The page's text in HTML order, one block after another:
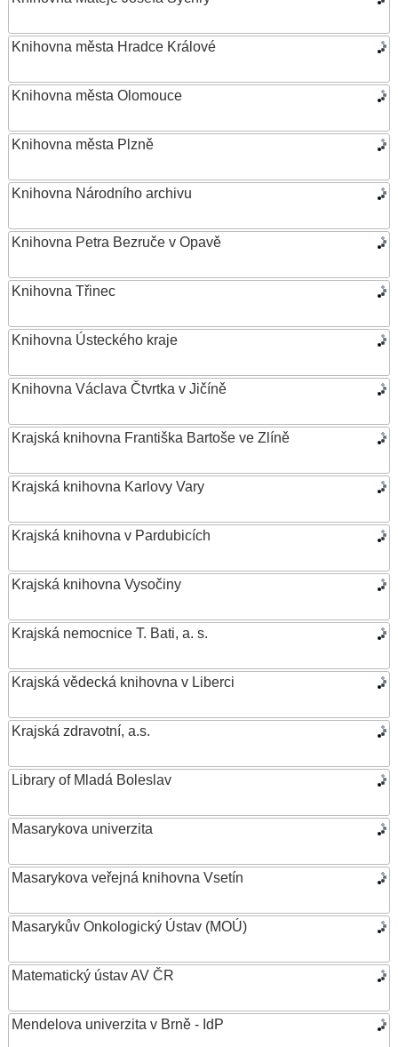
Knihovna města Hradce Králové
Knihovna města Olomouce
Knihovna města Plzně
Knihovna Národního archivu
Knihovna Petra Bezruče v Opavě
Knihovna Třinec
Knihovna Ústeckého kraje
Knihovna Václava Čtvrtka v Jičíně
Krajská knihovna Františka Bartoše ve Zlíně
Krajská knihovna Karlovy Vary
Krajská knihovna v Pardubicích
Krajská knihovna Vysočiny
Krajská nemocnice T. Bati, a. s.
Krajská vědecká knihovna v Liberci
Krajská zdravotní, a.s.
Library of Mladá Boleslav
Masarykova univerzita
Masarykova veřejná knihovna Vsetín
Masarykův Onkologický Ústav (MOÚ)
Matematický ústav AV ČR
Mendelova univerzita v Brně - IdP